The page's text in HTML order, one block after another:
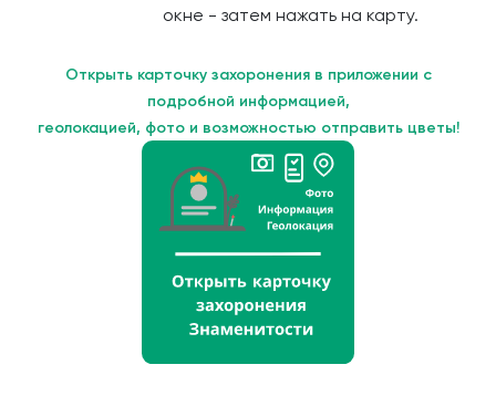
окне - затем нажать на карту.
Открыть карточку захоронения в приложении с
подробной информацией,
геолокацией, фото и возможностью отправить цветы!